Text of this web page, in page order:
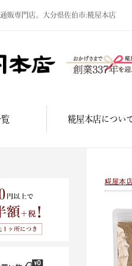
販専門店。大分県佐伯市:糀屋本店
糀屋本店につい
糀屋本